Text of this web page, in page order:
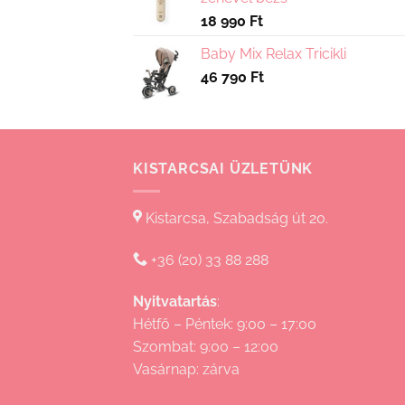
18 990 Ft
Baby Mix Relax Tricikli
46 790 Ft
KISTARCSAI ÜZLETÜNK
Kistarcsa, Szabadság út 20.
+36 (20) 33 88 288
Nyitvatartás:
Hétfő – Péntek: 9:00 – 17:00
Szombat: 9:00 – 12:00
Vasárnap: zárva